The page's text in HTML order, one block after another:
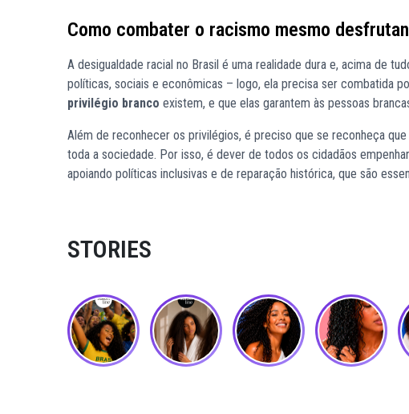
Como combater o racismo mesmo
A desigualdade racial no Brasil é uma realidade dura e, acima de
políticas, sociais e econômicas – logo, ela precisa ser combatida
privilégio branco existem, e que elas garantem às pessoas
Além de reconhecer os privilégios, é preciso que se reconheça
toda a sociedade. Por isso, é dever de todos os cidadãos
apoiando políticas inclusivas e de reparação histórica, que são
STORIES